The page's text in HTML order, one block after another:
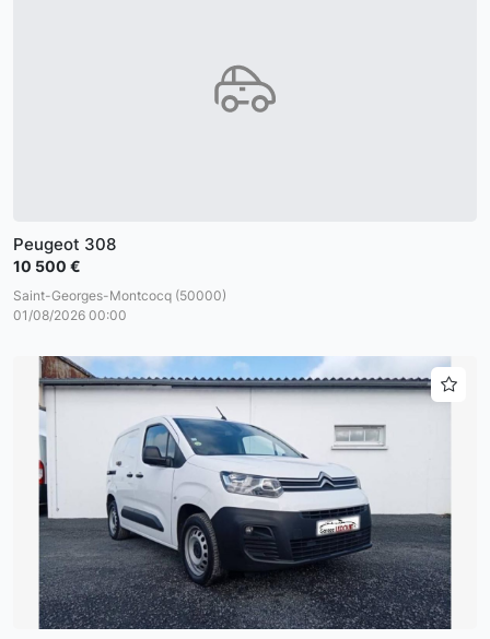
Peugeot 308
10 500 €
Saint-Georges-Montcocq (50000)
01/08/2026 00:00